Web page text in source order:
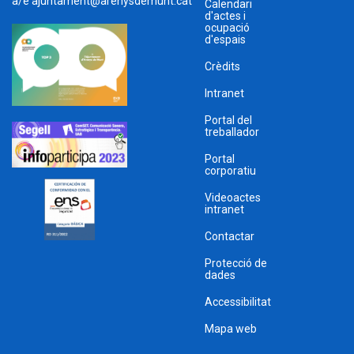
Calendari
d'actes i
ocupació
d'espais
Crèdits
Intranet
Portal del
treballador
Portal
corporatiu
Videoactes
intranet
Contactar
Protecció de
dades
Accessibilitat
Mapa web